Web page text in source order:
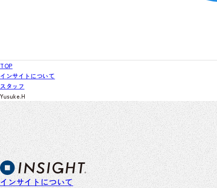
TOP
インサイトについて
スタッフ
Yusuke.H
インサイトについて